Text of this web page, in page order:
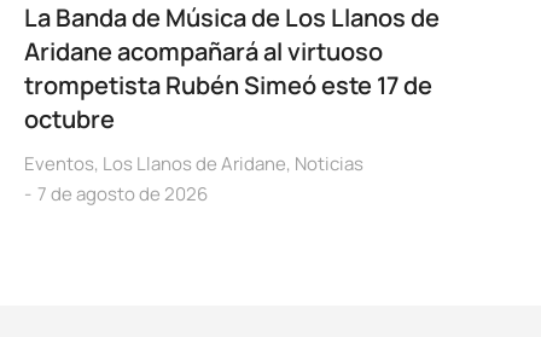
La Banda de Música de Los Llanos de
Aridane acompañará al virtuoso
trompetista Rubén Simeó este 17 de
octubre
Eventos, Los Llanos de Aridane, Noticias
7 de agosto de 2026